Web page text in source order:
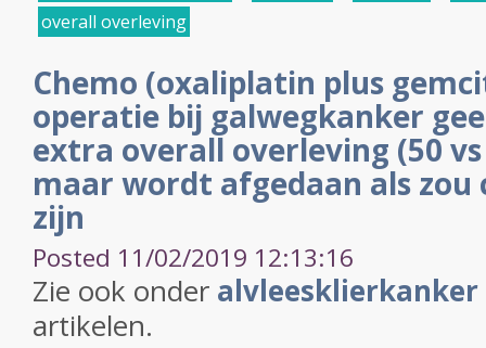
overall overleving
Chemo (oxaliplatin plus
operatie bij galwegkanker
extra overall overleving (50
maar wordt afgedaan als zou
zijn
Posted 11/02/2019 12:13:16
Zie ook onder alvleesklierkanker
artikelen.